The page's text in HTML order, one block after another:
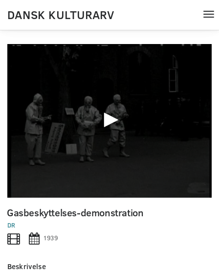
DANSK KULTURARV
seconds
of
0
seconds
Gasbeskyttelses-demonstration
DR
1939
Beskrivelse